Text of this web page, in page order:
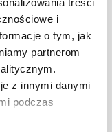
treści
i
o tym, jak
partnerom
z innymi danymi
podczas
–